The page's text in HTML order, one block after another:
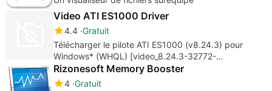
Video ATI ES1000 Driver
4.4 Gratuit
Télécharger le pilote ATI ES1000 (v8.24.3) pour
Windows* (WHQL) [video_8.24.3-32772-
intel_certified.zip]
Rizonesoft Memory Booster
4 Gratuit